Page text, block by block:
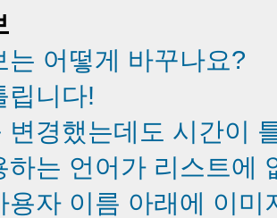
는 어떻게 바꾸나요?
립니다!
변경했는데도 시간이
하는 언어가 리스트에
용자 이름 아래에 이미